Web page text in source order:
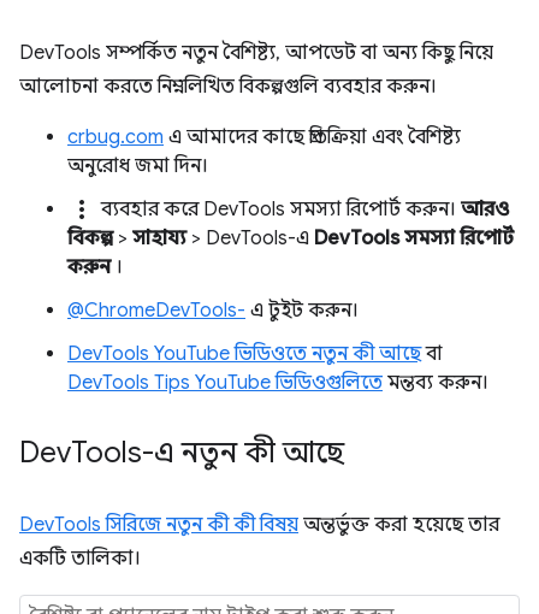
DevTools সম্পর্কিত নতুন বৈশিষ্ট্য, আপডেট বা অন্য কিছু নিয়ে
আলোচনা করতে নিম্নলিখিত বিকল্পগুলি ব্যবহার করুন।
crbug.com এ আমাদের কাছে প্রতিক্রিয়া এবং বৈশিষ্ট্য
অনুরোধ জমা দিন।
more_vert ব্যবহার করে DevTools সমস্যা রিপোর্ট করুন। আরও
বিকল্প> সাহায্য> DevTools-এ DevTools সমস্যা রিপোর্ট
করুন।
@ChromeDevTools- এ টুইট করুন।
DevTools YouTube ভিডিওতে নতুন কী আছেবা
DevTools Tips YouTube ভিডিওগুলিতে মন্তব্য করুন।
DevTools-এ নতুন কী আছে
DevTools সিরিজে নতুন কী কী বিষয় অন্তর্ভুক্ত করা হয়েছে তার
একটি তালিকা।